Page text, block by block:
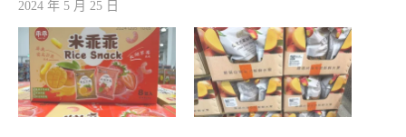
2024 年 5 月 25 日